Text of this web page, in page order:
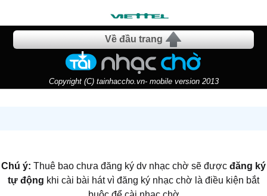
Về đầu trang
Copyright (C) tainhaccho.vn- mobile version 2013
Chú ý: Thuê bao chưa đăng ký dv nhạc chờ sẽ được đăng ký
tự động khi cài bài hát vì đăng ký nhạc chờ là điều kiện bắt